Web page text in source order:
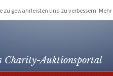
gewährleisten und zu verbessern.
Charity-Auktionsportal